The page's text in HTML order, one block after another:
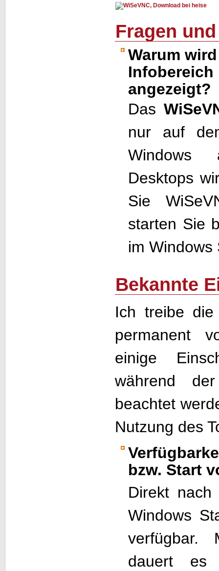
Fragen
Warum
angezeigt?
Das
nur auf
Windows
Desktops
Sie
starten Sie
im Windows
Bekannte
Ich treibe
permanent
einige
während
beachtet
Nutzung des
bzw. Start
Direkt
Windows
verfügbar.
dauert es